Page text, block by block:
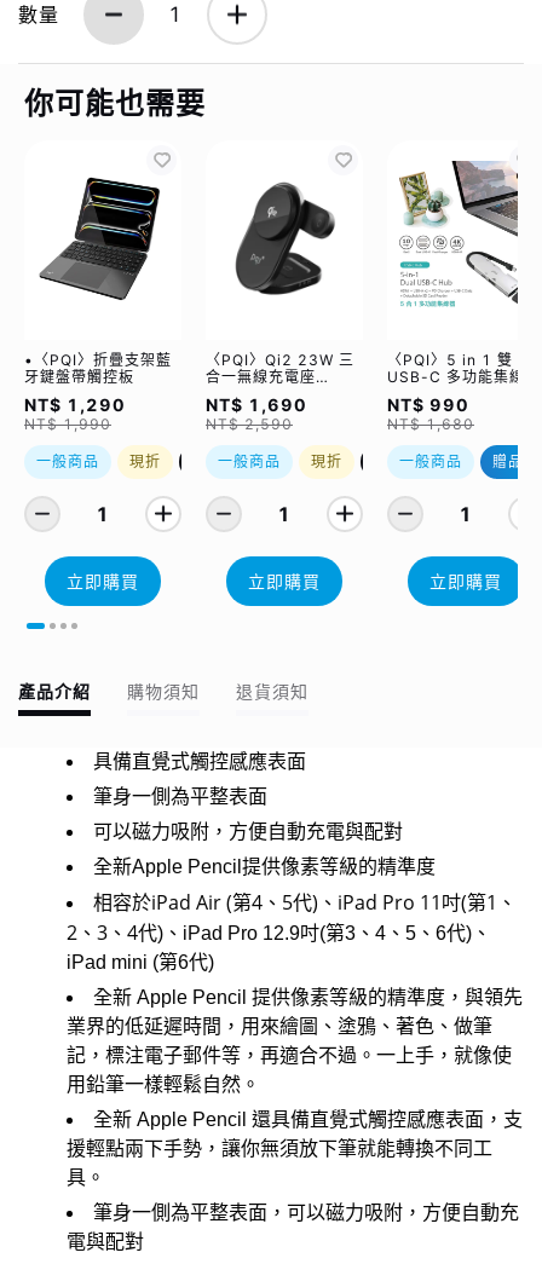
數量 1
你可能也需要
•〈PQI〉折疊支架藍
牙鍵盤帶觸控板
NT$ 1,290
NT$ 1,990
一般商品 現折 優惠加購
1
立即購買
〈PQI〉Qi2 23W 三
合一無線充電座
(WCC2302)
NT$ 1,690
NT$ 2,590
一般商品 現折 優惠加購
1
立即購買
〈PQI〉5 in 1 雙
USB-C 多功能集線器
（限量加贈｜U988
class 10 Micro SD
記憶卡 64GB，附 SD
轉卡）
NT$ 990
NT$ 1,680
一般商品 贈品
1
立即購買
產品介紹 購物須知 退貨須知
具備直覺式觸控感應表面
筆身一側為平整表面
可以磁力吸附，方便自動充電與配對
全新Apple Pencil提供像素等級的精準度
相容於iPad Air (第4、5代)、iPad Pro 11吋(第1、
2、3、4代)、iPad Pro 12.9吋(第3、4、5、6代)、
iPad mini (第6代)
全新 Apple Pencil 提供像素等級的精準度，與領先
業界的低延遲時間，用來繪圖、塗鴉、著色、做筆
記，標注電子郵件等，再適合不過。一上手，就像使
用鉛筆一樣輕鬆自然。
全新 Apple Pencil 還具備直覺式觸控感應表面，支
援輕點兩下手勢，讓你無須放下筆就能轉換不同工
具。
筆身一側為平整表面，可以磁力吸附，方便自動充
電與配對